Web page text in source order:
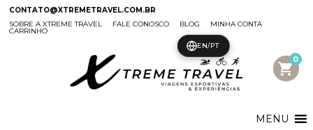
CONTATO@XTREMETRAVEL.COM.BR
SOBRE A XTREME TRAVEL
FALE CONOSCO BLOG MINHA CONTA
CARRINHO
shopping_cart
0
MENU
EN/PT